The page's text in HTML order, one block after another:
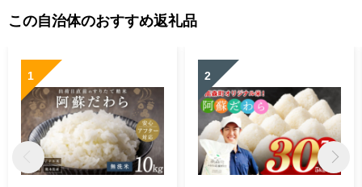
この自治体のおすすめ返礼品
1 2